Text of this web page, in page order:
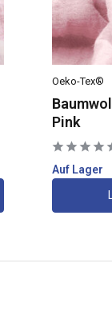
Oeko-Tex®
Pink
Auf Lager